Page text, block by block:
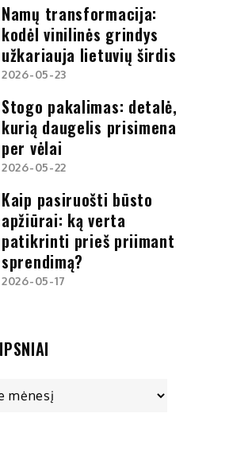
Namų transformacija:
kodėl vinilinės grindys
užkariauja lietuvių širdis
2026-05-23
Stogo pakalimas: detalė,
kurią daugelis prisimena
per vėlai
2026-05-22
Kaip pasiruošti būsto
apžiūrai: ką verta
patikrinti prieš priimant
sprendimą?
2026-05-17